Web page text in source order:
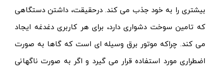
بیشتری را به خود جذب می کند. درحقیقت، داشتن دستگاهی
که تامین سوخت دشواری دارد، برای هر کاربری دغدغه ایجاد
می کند. چراکه موتور برق وسیله ای است که گاها به صورت
اضطراری مورد استفاده قرار می گیرد و اگر به صورت ناگهانی